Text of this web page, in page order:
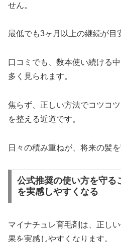
せん。
最低でも3ヶ月以上の継続が目
口コミでも、数本使い続ける
多く見られます。
焦らず、正しい方法でコツコ
を整える近道です。
日々の積み重ねが、将来の髪
公式推奨の使い方を守る
を実感しやすくなる
マイナチュレ育毛剤は、正し
果を実感しやすくなります。